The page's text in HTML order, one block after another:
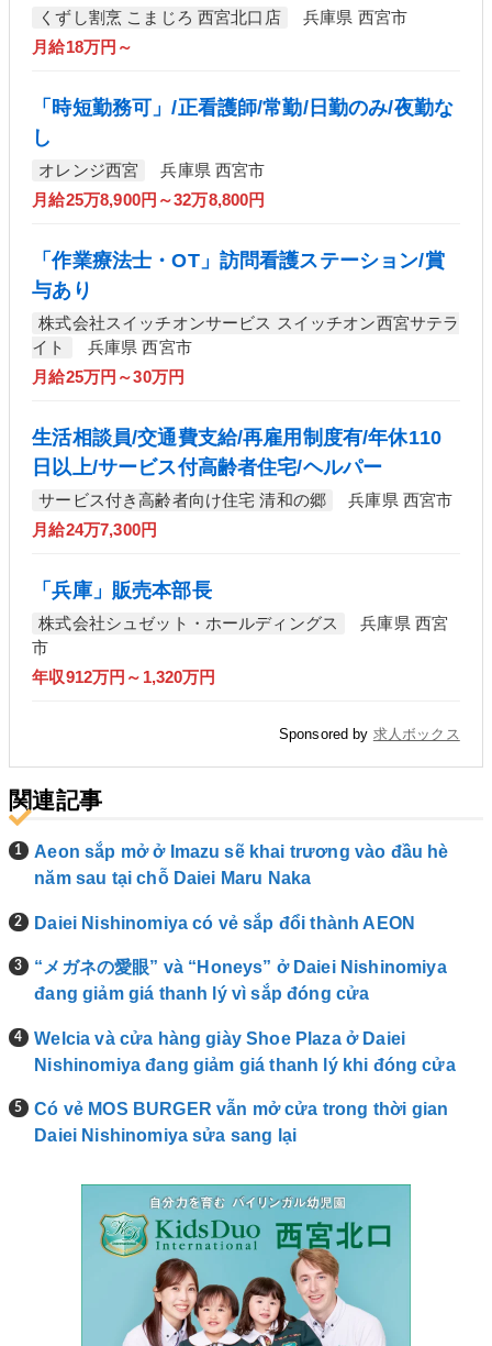
くずし割烹 こまじろ 西宮北口店
兵庫県 西宮市
月給18万円～
「時短勤務可」/正看護師/常勤/日勤のみ/夜勤な
し
オレンジ西宮
兵庫県 西宮市
月給25万8,900円～32万8,800円
「作業療法士・OT」訪問看護ステーション/賞
与あり
株式会社スイッチオンサービス スイッチオン西宮サテラ
イト
兵庫県 西宮市
月給25万円～30万円
生活相談員/交通費支給/再雇用制度有/年休110
日以上/サービス付高齢者住宅/ヘルパー
サービス付き高齢者向け住宅 清和の郷
兵庫県 西宮市
月給24万7,300円
「兵庫」販売本部長
株式会社シュゼット・ホールディングス
兵庫県 西宮
市
年収912万円～1,320万円
Sponsored by 求人ボックス
関連記事
Aeon sắp mở ở Imazu sẽ khai trương vào đầu hè
năm sau tại chỗ Daiei Maru Naka
Daiei Nishinomiya có vẻ sắp đổi thành AEON
“メガネの愛眼” và “Honeys” ở Daiei Nishinomiya
đang giảm giá thanh lý vì sắp đóng cửa
Welcia và cửa hàng giày Shoe Plaza ở Daiei
Nishinomiya đang giảm giá thanh lý khi đóng cửa
Có vẻ MOS BURGER vẫn mở cửa trong thời gian
Daiei Nishinomiya sửa sang lại